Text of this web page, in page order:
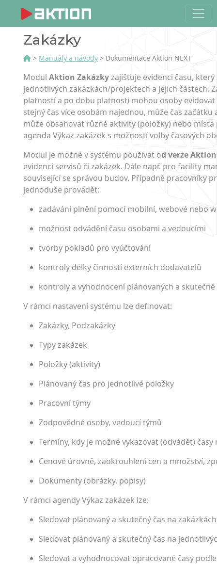
Zakázky
> Manuály a návody > Dokumentace Aktion NEXT
Modul Aktion Zakázkyzajišťuje evidenci času,
jednotlivých zakázkách/pro­jektech a jejich částech.
platností a po dobu platnosti mohou osoby
stejný čas více osobám najednou, může čas
může obsahovat různé aktivity (položky) nebo
agenda Výkaz zakázek s možností volby časových
Modul je možné v systému používat od verze
evidenci servisů či zakázek. Dále např. pro facility
související se správou budov. Případně pracovníky
jednoduše provádět:
zadávání plnění pomocí mobilní, webové nebo
možnost odvádění času osobami a vedoucími
tvorby pokladů pro vyúčtování
kontroly délky činností externích dodavatelů
kontroly a vyhodnocení plánovaných a
V rámci nastavení systému lze definovat:
Zakázky, Podzakázky
Typy zakázek
Položky (aktivity)
Plánovaný čas pro jednotlivé položky
Pracovní týmy
Zodpovědné osoby, vedoucí týmů
Termíny, kdy je možné vykazovat (odvádět) časy
Cenové úrovně, zaokrouhlení cen a množství,
Dokumenty (obrázky, popisy)
V rámci agendy Výkaz zakázek lze:
Sledovat plánovaný a skutečný čas na
Sledovat plánovaný a skutečný čas na
Sledovat a vyhodnocovat opracované časy